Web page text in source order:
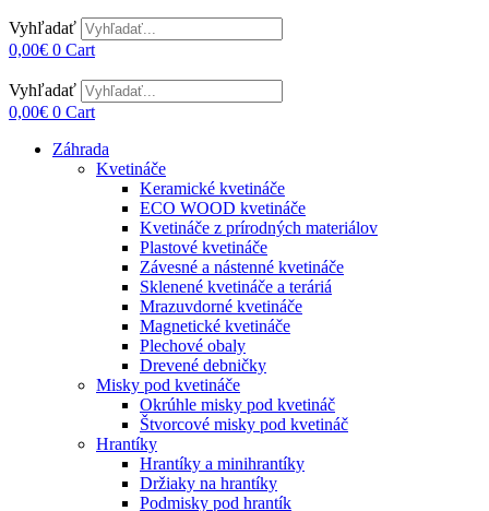
Vyhľadať
0,00€ 0 Cart
Vyhľadať
0,00€ 0 Cart
Záhrada
Kvetináče
Keramické kvetináče
ECO WOOD kvetináče
Kvetináče z prírodných materiálov
Plastové kvetináče
Závesné a nástenné kvetináče
Sklenené kvetináče a teráriá
Mrazuvdorné kvetináče
Magnetické kvetináče
Plechové obaly
Drevené debničky
Misky pod kvetináče
Okrúhle misky pod kvetináč
Štvorcové misky pod kvetináč
Hrantíky
Hrantíky a minihrantíky
Držiaky na hrantíky
Podmisky pod hrantík